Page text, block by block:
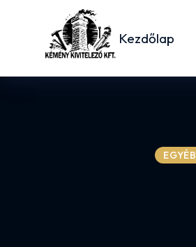
Kezdőlap
EGYÉB